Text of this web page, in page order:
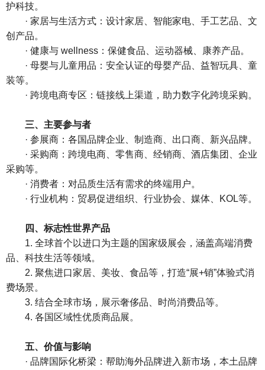
护科技。
· 家居与生活方式：设计家居、智能家电、手工艺品、文
创产品。
· 健康与 wellness：保健食品、运动器械、康养产品。
· 母婴与儿童用品：安全认证的母婴产品、益智玩具、童
装等。
· 跨境电商专区：链接线上渠道，助力数字化跨境采购。
三、主要参与者
· 参展商：各国品牌企业、制造商、出口商、新兴品牌。
· 采购商：跨境电商、零售商、经销商、酒店集团、企业
采购等。
· 消费者：对品质生活有需求的终端用户。
· 行业机构：贸易促进组织、行业协会、媒体、KOL等。
四、标志性世界产品
1. 全球首个以进口为主题的国家级展会，涵盖高端消费
品、科技生活等领域。
2. 聚焦进口家居、美妆、食品等，打造“展+销”体验式消
费场景。
3. 结合全球市场，展示奢侈品、时尚消费品等。
4. 各国区域性优质商品展。
五、价值与影响
· 品牌国际化桥梁：帮助海外品牌进入新市场，本土品牌